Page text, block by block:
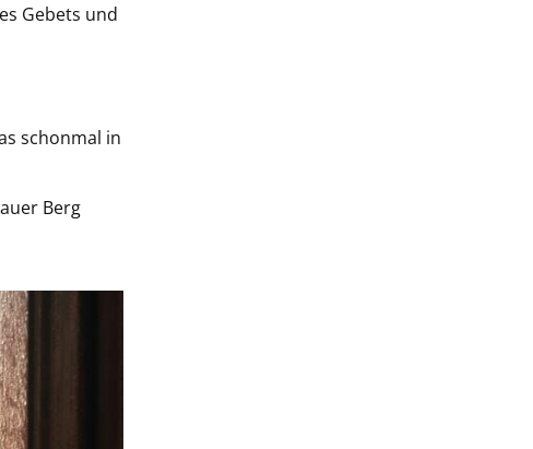
Gebets und
schonmal in
Berg